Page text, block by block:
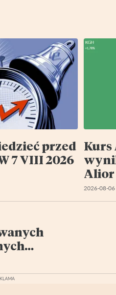
przed
7 VIII 2026
Kurs
Alior
2026-08-
2023